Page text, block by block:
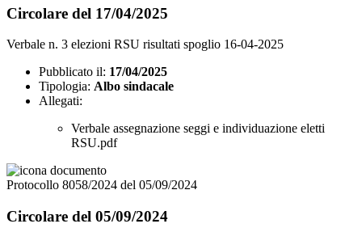
Circolare del 17/04/2025
Verbale n. 3 elezioni RSU risultati spoglio 16-04-2025
Pubblicato il: 17/04/2025
Tipologia: Albo sindacale
Allegati:
Verbale assegnazione seggi e individuazione eletti
RSU.pdf
Protocollo 8058/2024 del 05/09/2024
Circolare del 05/09/2024